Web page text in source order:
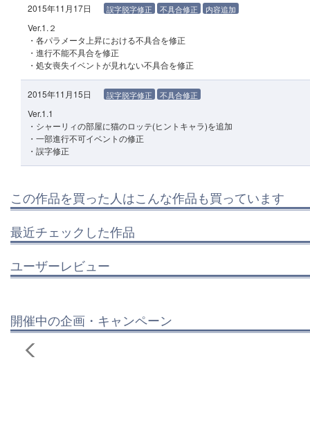
2015年11月17日 誤字脱字修正 不具合修正 内容追加
Ver.1.２
・各パラメータ上昇における不具合を修正
・進行不能不具合を修正
・処女喪失イベントが見れない不具合を修正
2015年11月15日 誤字脱字修正 不具合修正
Ver.1.1
・シャーリィの部屋に猫のロッテ(ヒントキャラ)を追加
・一部進行不可イベントの修正
・誤字修正
この作品を買った人はこんな作品も買っています
最近チェックした作品
ユーザーレビュー
開催中の企画・キャンペーン